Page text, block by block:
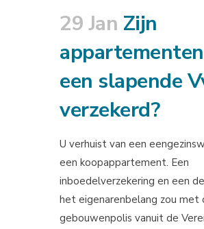
29 Jan Zijn
een slapende
verzekerd?
U verhuist van een
een koopappartement. Een
inboedelverzekering en een
het eigenarenbelang zou met
gebouwenpolis vanuit de